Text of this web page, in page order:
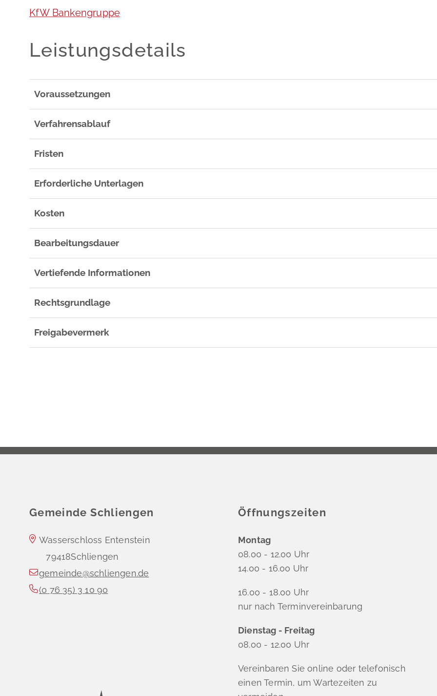
KfW Bankengruppe
Leistungsdetails
Voraussetzungen
Verfahrensablauf
Fristen
Erforderliche Unterlagen
Kosten
Bearbeitungsdauer
Vertiefende Informationen
Rechtsgrundlage
Freigabevermerk
Gemeinde Schliengen
Wasserschloss Entenstein
79418Schliengen
gemeinde@schliengen.de
(0 76 35) 3 10 90
Öffnungszeiten
Montag
08.00 - 12.00 Uhr
14.00 - 16.00 Uhr
16.00 - 18.00 Uhr
nur nach Terminvereinbarung
Dienstag - Freitag
08.00 - 12.00 Uhr
Vereinbaren Sie online oder telefonisch
einen Termin, um Wartezeiten zu